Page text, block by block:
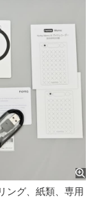
ング、紙類、専用